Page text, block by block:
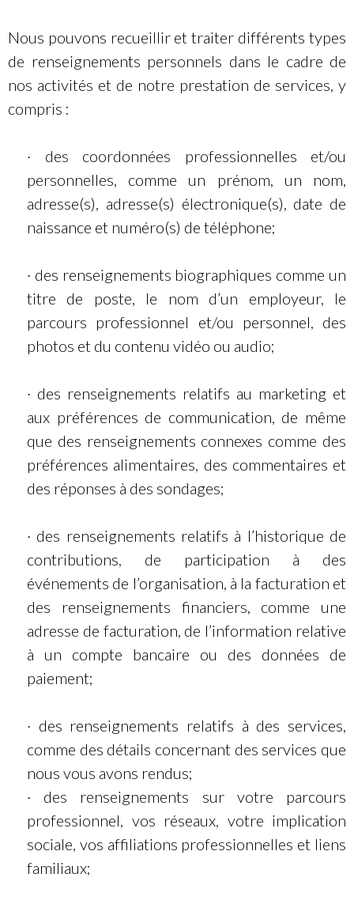
Nous pouvons recueillir et traiter différents types
de renseignements personnels dans le cadre de
nos activités et de notre prestation de services, y
compris :
· des coordonnées professionnelles et/ou
personnelles, comme un prénom, un nom,
adresse(s), adresse(s) électronique(s), date de
naissance et numéro(s) de téléphone;
· des renseignements biographiques comme un
titre de poste, le nom d’un employeur, le
parcours professionnel et/ou personnel, des
photos et du contenu vidéo ou audio;
· des renseignements relatifs au marketing et
aux préférences de communication, de même
que des renseignements connexes comme des
préférences alimentaires, des commentaires et
des réponses à des sondages;
· des renseignements relatifs à l’historique de
contributions, de participation à des
événements de l’organisation, à la facturation et
des renseignements financiers, comme une
adresse de facturation, de l’information relative
à un compte bancaire ou des données de
paiement;
· des renseignements relatifs à des services,
comme des détails concernant des services que
nous vous avons rendus;
· des renseignements sur votre parcours
professionnel, vos réseaux, votre implication
sociale, vos affiliations professionnelles et liens
familiaux;